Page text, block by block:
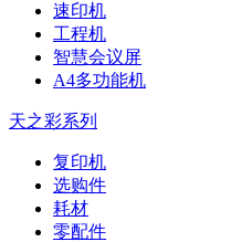
速印机
工程机
智慧会议屏
A4多功能机
天之彩系列
复印机
选购件
耗材
零配件